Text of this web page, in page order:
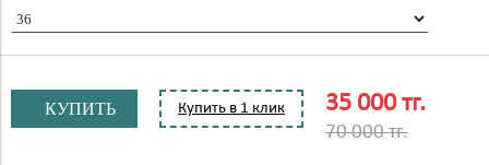
КУПИТЬ Купить в 1 клик 35 000 тг.
70 000 тг.